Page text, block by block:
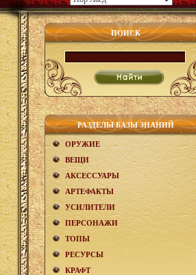
ПОИСК
РАЗДЕЛЫ БАЗЫ ЗНАНИЙ
ОРУЖИЕ
ВЕЩИ
АКCЕСCУАРЫ
АРТЕФАКТЫ
УСИЛИТЕЛИ
ПЕРСОНАЖИ
ТОПЫ
РЕСУРСЫ
КРАФТ